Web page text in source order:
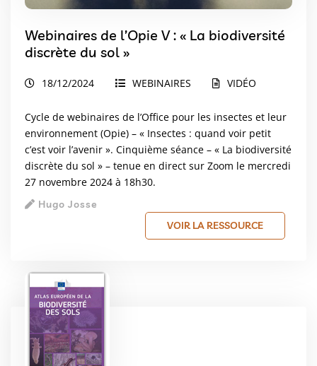
Webinaires de l’Opie V : « La biodiversité
discrète du sol »
18/12/2024 WEBINAIRES VIDÉO
Cycle de webinaires de l’Office pour les insectes et leur
environnement (Opie) – « Insectes : quand voir petit
c’est voir l’avenir ». Cinquième séance – « La biodiversité
discrète du sol » – tenue en direct sur Zoom le mercredi
27 novembre 2024 à 18h30.
Hugo Josse
VOIR LA RESSOURCE